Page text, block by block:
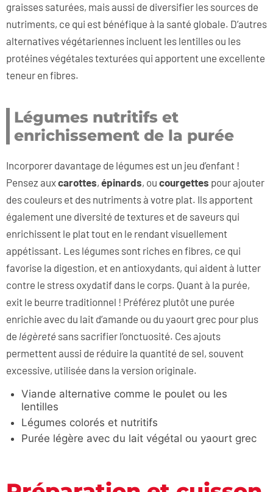
graisses saturées, mais aussi de diversifier les sources de
nutriments, ce qui est bénéfique à la santé globale. D’autres
alternatives végétariennes incluent les lentilles ou les
protéines végétales texturées qui apportent une excellente
teneur en fibres.
Légumes nutritifs et
enrichissement de la purée
Incorporer davantage de légumes est un jeu d’enfant !
Pensez auxcarottes, épinards, ou courgettes pour ajouter
des couleurs et des nutriments à votre plat. Ils apportent
également une diversité de textures et de saveurs qui
enrichissent le plat tout en le rendant visuellement
appétissant. Les légumes sont riches en fibres, ce qui
favorise la digestion, et en antioxydants, qui aident à lutter
contre le stress oxydatif dans le corps. Quant à la purée,
exit le beurre traditionnel ! Préférez plutôt une purée
enrichie avec du lait d’amande ou du yaourt grec pour plus
de légèreté sans sacrifier l’onctuosité. Ces ajouts
permettent aussi de réduire la quantité de sel, souvent
excessive, utilisée dans la version originale.
Viande alternative comme le poulet ou les
lentilles
Légumes colorés et nutritifs
Purée légère avec du lait végétal ou yaourt grec